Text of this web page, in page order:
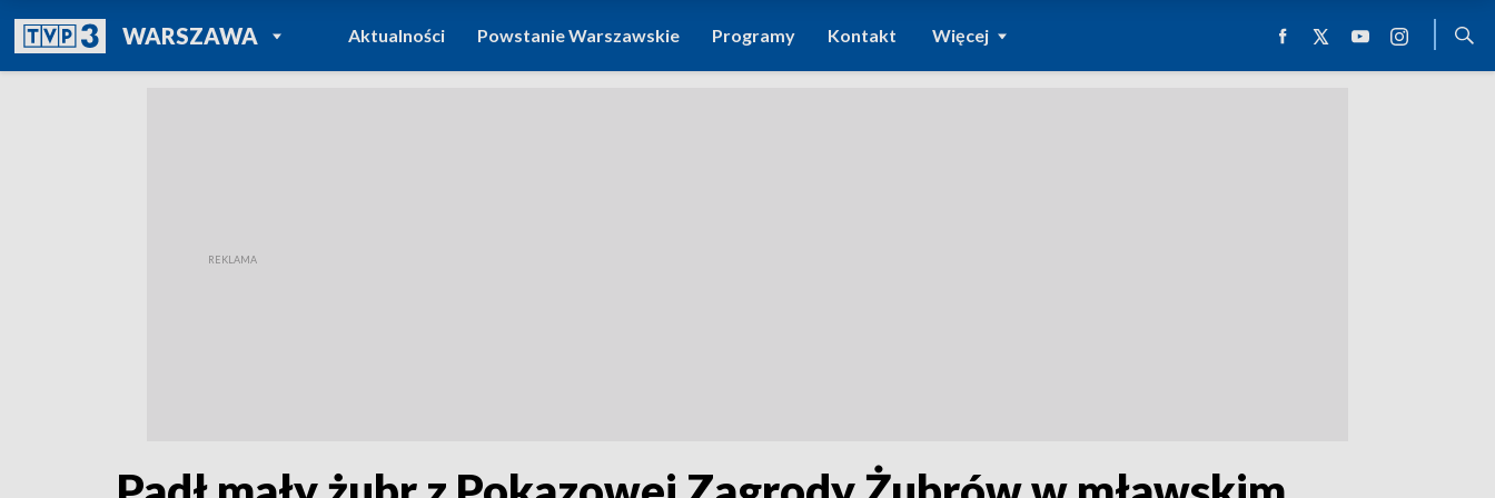
WARSZAWAPOWRÓT DO
TVP REGIONY
Aktualności Powstanie Warszawskie Programy Kontakt Więcej